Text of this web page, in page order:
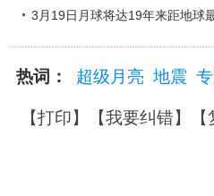
3月19日月球将达19年来距地球
热词： 超级月亮 地震
【打印】【我要纠错】【